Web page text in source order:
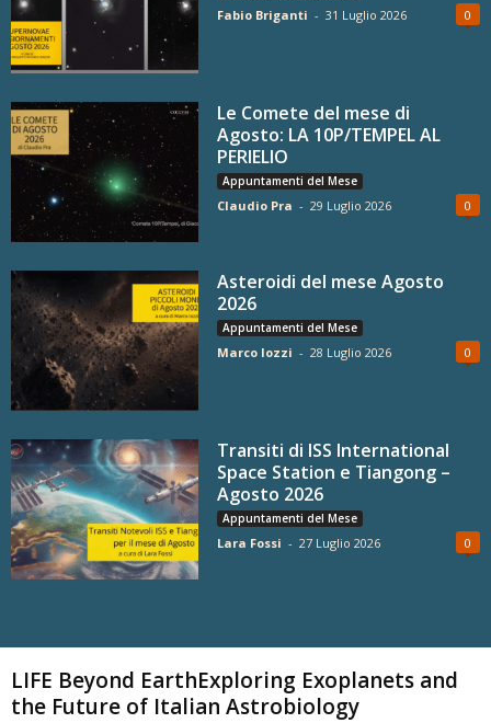
Fabio Briganti - 31 Luglio 2026 0
Le Comete del mese di
Agosto: LA 10P/TEMPEL AL
PERIELIO
Appuntamenti del Mese
Claudio Pra - 29 Luglio 2026 0
Asteroidi del mese Agosto
2026
Appuntamenti del Mese
Marco Iozzi - 28 Luglio 2026 0
Transiti di ISS International
Space Station e Tiangong –
Agosto 2026
Appuntamenti del Mese
Lara Fossi - 27 Luglio 2026 0
LIFE Beyond EarthExploring Exoplanets and
the Future of Italian Astrobiology